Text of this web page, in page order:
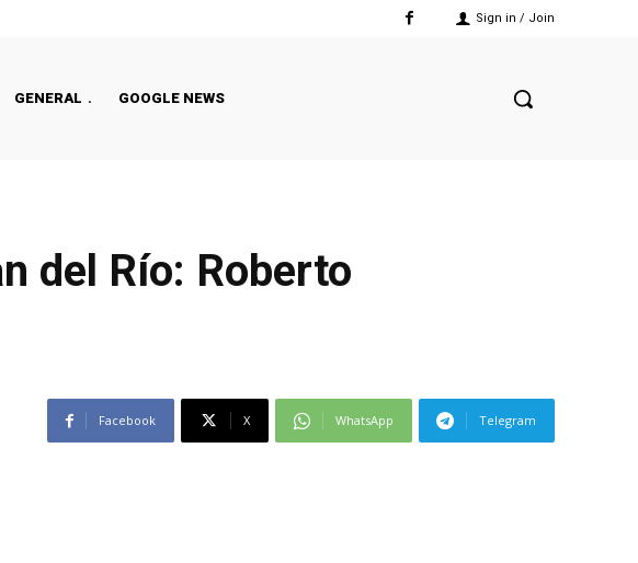
Sign in / Join
GENERAL GOOGLE NEWS
del Río: Roberto
Facebook X WhatsApp Telegram